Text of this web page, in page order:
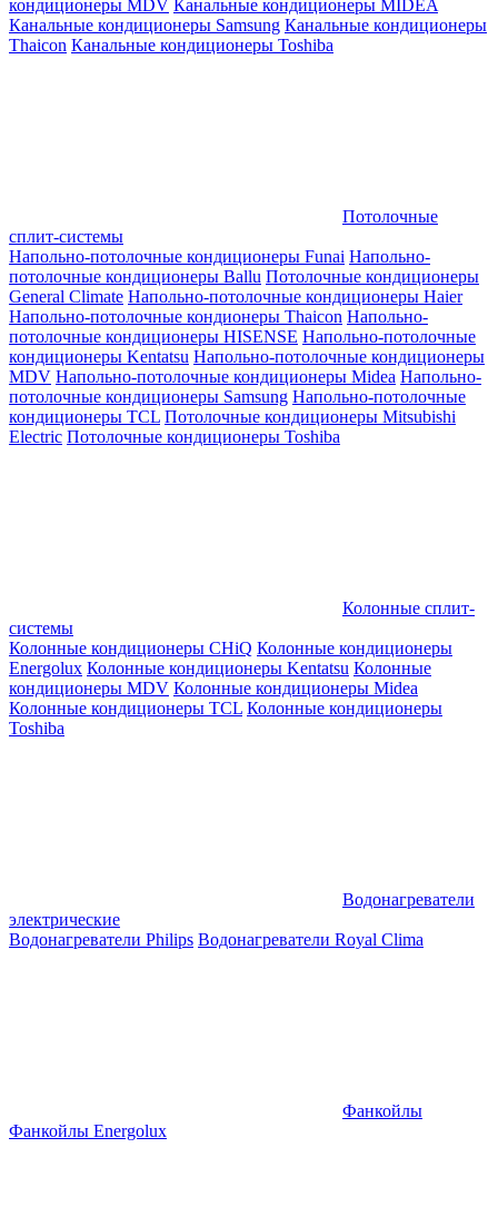
кондиционеры MDV Канальные кондиционеры MIDEA
Канальные кондиционеры Samsung Канальные кондиционеры
Thaicon Канальные кондиционеры Toshiba
Потолочные
сплит-системы
Напольно-потолочные кондиционеры Funai Напольно-
потолочные кондиционеры Ballu Потолочные кондиционеры
General Climate Напольно-потолочные кондиционеры Haier
Напольно-потолочные кондионеры Thaicon Напольно-
потолочные кондиционеры HISENSE Напольно-потолочные
кондиционеры Kentatsu Напольно-потолочные кондиционеры
MDV Напольно-потолочные кондиционеры Midea Напольно-
потолочные кондиционеры Samsung Напольно-потолочные
кондиционеры TCL Потолочные кондиционеры Mitsubishi
Electric Потолочные кондиционеры Toshiba
Колонные сплит-
системы
Колонные кондиционеры CHiQ Колонные кондиционеры
Energolux Колонные кондиционеры Kentatsu Колонные
кондиционеры MDV Колонные кондиционеры Midea
Колонные кондиционеры TCL Колонные кондиционеры
Toshiba
Водонагреватели
электрические
Водонагреватели Philips Водонагреватели Royal Clima
Фанкойлы
Фанкойлы Energolux